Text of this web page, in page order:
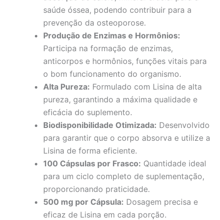
saúde óssea, podendo contribuir para a
prevenção da osteoporose.
Produção de Enzimas e Hormônios:
Participa na formação de enzimas,
anticorpos e hormônios, funções vitais para
o bom funcionamento do organismo.
Alta Pureza: Formulado com Lisina de alta
pureza, garantindo a máxima qualidade e
eficácia do suplemento.
Biodisponibilidade Otimizada: Desenvolvido
para garantir que o corpo absorva e utilize a
Lisina de forma eficiente.
100 Cápsulas por Frasco: Quantidade ideal
para um ciclo completo de suplementação,
proporcionando praticidade.
500 mg por Cápsula: Dosagem precisa e
eficaz de Lisina em cada porção.